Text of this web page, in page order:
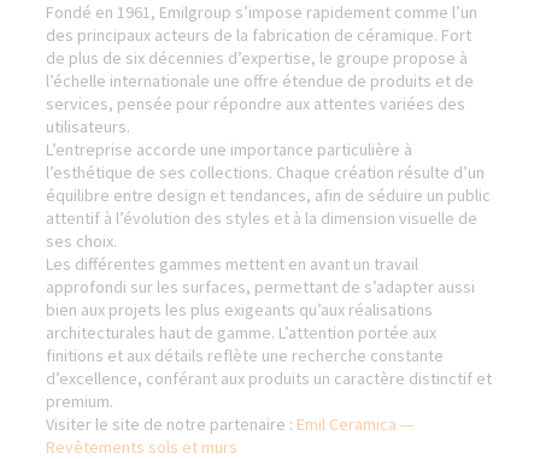
Fondé en 1961, Emilgroup s’impose rapidement comme l’un
des principaux acteurs de la fabrication de céramique. Fort
de plus de six décennies d’expertise, le groupe propose à
l’échelle internationale une offre étendue de produits et de
services, pensée pour répondre aux attentes variées des
utilisateurs.
L’entreprise accorde une importance particulière à
l’esthétique de ses collections. Chaque création résulte d’un
équilibre entre design et tendances, afin de séduire un public
attentif à l’évolution des styles et à la dimension visuelle de
ses choix.
Les différentes gammes mettent en avant un travail
approfondi sur les surfaces, permettant de s’adapter aussi
bien aux projets les plus exigeants qu’aux réalisations
architecturales haut de gamme. L’attention portée aux
finitions et aux détails reflète une recherche constante
d’excellence, conférant aux produits un caractère distinctif et
premium.
Visiter le site de notre partenaire : Emil Ceramica —
Revêtements sols et murs